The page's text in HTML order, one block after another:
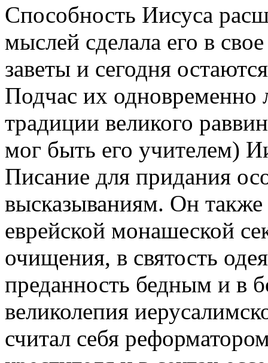
Способность Иисуса
мыслей сделала его в
заветы и сегодня
Подчас их одновременно
традиции великого
мог быть его учителем)
Писание для придания
высказываниям. Он
еврейской монашеской
очищения, в святость
преданность бедным и в
великолепия
считал себя